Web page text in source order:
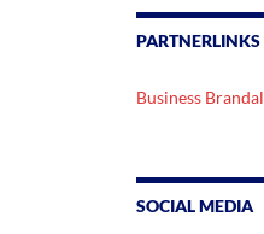
PARTNERLINKS
Business Brandal
SOCIAL MEDIA